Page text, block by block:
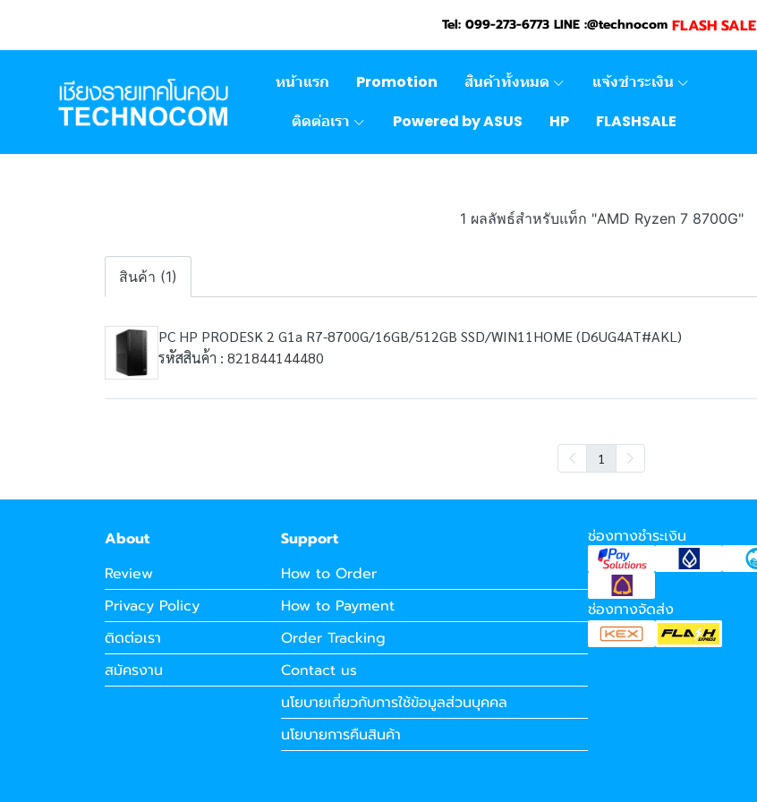
Tel: 099-273-6773 LINE :@technocom FLASH SALE
หน้าแรก Promotion สินค้าทั้งหมด
แจ้งชำระเงิน
ติดต่อเรา
Powered by ASUS HP FLASHSALE
1 ผลลัพธ์สำหรับแท็ก "AMD Ryzen 7 8700G"
สินค้า (1)
PC HP PRODESK 2 G1a R7-8700G/16GB/512GB SSD/WIN11HOME (D6UG4AT#AKL)
รหัสสินค้า : 821844144480
1
About
Review
Privacy Policy
ติดต่อเรา
สมัครงาน
Support
How to Order
How to Payment
Order Tracking
Contact us
นโยบายเกี่ยวกับการใช้ข้อมูลส่วนบุคคล
นโยบายการคืนสินค้า
ช่องทางชำระเงิน
ช่องทางจัดส่ง